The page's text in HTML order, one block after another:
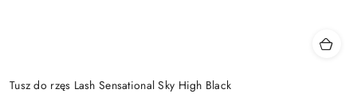
Tusz do rzęs Lash Sensational Sky High Black